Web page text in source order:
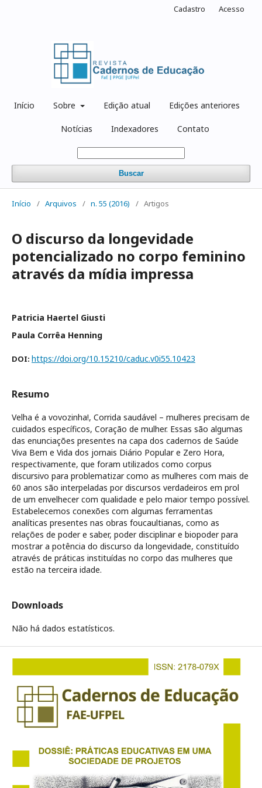
Início Sobre Edição atual Edições anteriores
Notícias Indexadores Contato
Buscar
Cadastro Acesso
Início / Arquivos / n. 55 (2016) / Artigos
O discurso da longevidade
potencializado no corpo feminino
através da mídia impressa
Patricia Haertel Giusti
Paula Corrêa Henning
DOI: https://doi.org/10.15210/caduc.v0i55.10423
Resumo
Velha é a vovozinha!, Corrida saudável – mulheres precisam de
cuidados específicos, Coração de mulher. Essas são algumas
das enunciações presentes na capa dos cadernos de Saúde
Viva Bem e Vida dos jornais Diário Popular e Zero Hora,
respectivamente, que foram utilizados como corpus
discursivo para problematizar como as mulheres com mais de
60 anos são interpeladas por discursos verdadeiros em prol
de um envelhecer com qualidade e pelo maior tempo possível.
Estabelecemos conexões com algumas ferramentas
analíticas presentes nas obras foucaultianas, como as
relações de poder e saber, poder disciplinar e biopoder para
mostrar a potência do discurso da longevidade, constituído
através de práticas instituídas no corpo das mulheres que
estão na terceira idade.
Downloads
Não há dados estatísticos.